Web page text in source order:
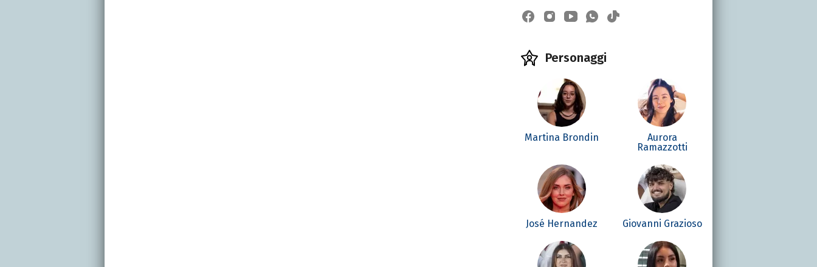
Personaggi
Martina Brondin
Aurora
Ramazzotti
José Hernandez Giovanni Grazioso